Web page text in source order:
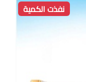
نفذت الكمية